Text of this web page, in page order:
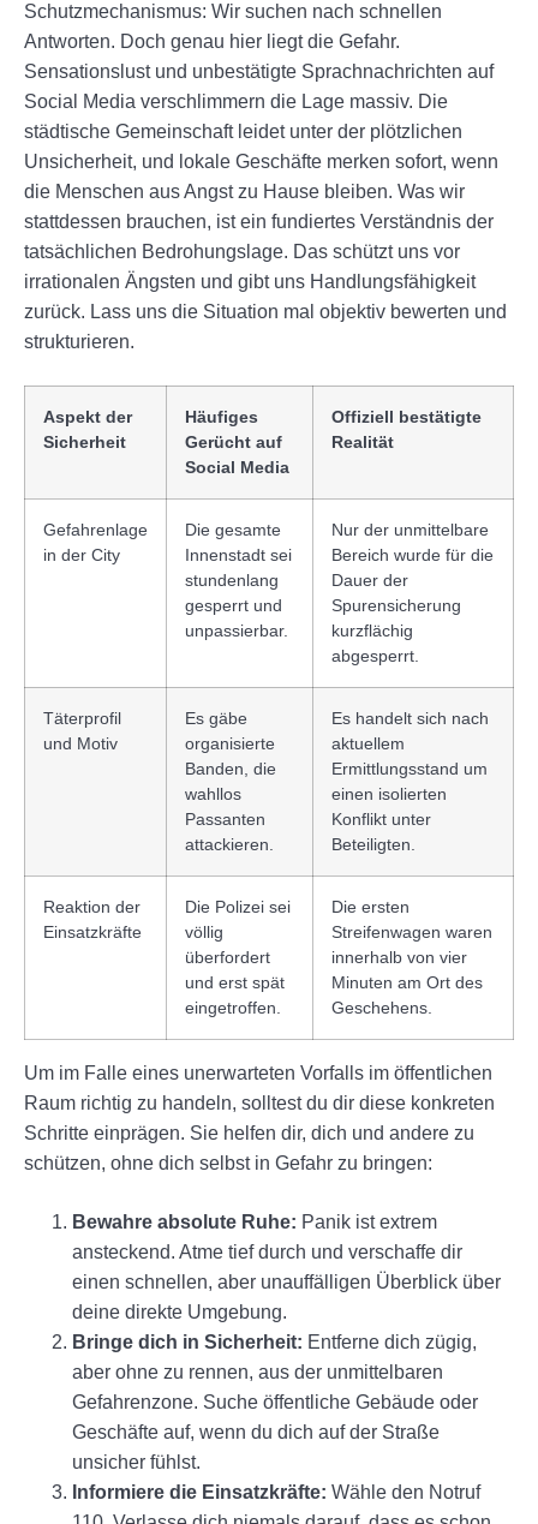
Schutzmechanismus: Wir suchen nach schnellen
Antworten. Doch genau hier liegt die Gefahr.
Sensationslust und unbestätigte Sprachnachrichten auf
Social Media verschlimmern die Lage massiv. Die
städtische Gemeinschaft leidet unter der plötzlichen
Unsicherheit, und lokale Geschäfte merken sofort, wenn
die Menschen aus Angst zu Hause bleiben. Was wir
stattdessen brauchen, ist ein fundiertes Verständnis der
tatsächlichen Bedrohungslage. Das schützt uns vor
irrationalen Ängsten und gibt uns Handlungsfähigkeit
zurück. Lass uns die Situation mal objektiv bewerten und
strukturieren.
Aspekt der
Sicherheit
Häufiges
Gerücht auf
Social Media
Offiziell bestätigte
Realität
Gefahrenlage
in der City
Die gesamte
Innenstadt sei
stundenlang
gesperrt und
unpassierbar.
Nur der unmittelbare
Bereich wurde für die
Dauer der
Spurensicherung
kurzflächig
abgesperrt.
Täterprofil
und Motiv
Es gäbe
organisierte
Banden, die
wahllos
Passanten
attackieren.
Es handelt sich nach
aktuellem
Ermittlungsstand um
einen isolierten
Konflikt unter
Beteiligten.
Reaktion der
Einsatzkräfte
Die Polizei sei
völlig
überfordert
und erst spät
eingetroffen.
Die ersten
Streifenwagen waren
innerhalb von vier
Minuten am Ort des
Geschehens.
Um im Falle eines unerwarteten Vorfalls im öffentlichen
Raum richtig zu handeln, solltest du dir diese konkreten
Schritte einprägen. Sie helfen dir, dich und andere zu
schützen, ohne dich selbst in Gefahr zu bringen:
Bewahre absolute Ruhe: Panik ist extrem
ansteckend. Atme tief durch und verschaffe dir
einen schnellen, aber unauffälligen Überblick über
deine direkte Umgebung.
Bringe dich in Sicherheit: Entferne dich zügig,
aber ohne zu rennen, aus der unmittelbaren
Gefahrenzone. Suche öffentliche Gebäude oder
Geschäfte auf, wenn du dich auf der Straße
unsicher fühlst.
Informiere die Einsatzkräfte: Wähle den Notruf